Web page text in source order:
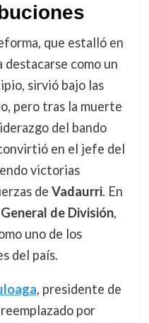
que estalló en
como un
sirvió bajo las
pero tras la muerte
del bando
en el jefe del
victorias
de Vadaurri. En
General de División,
uno de los
del país.
, presidente de
por